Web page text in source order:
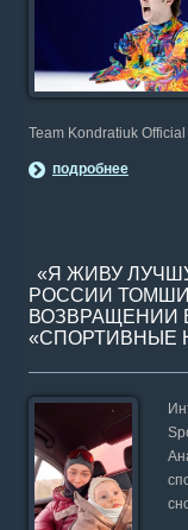
Team Kondratiuk
подробнее
«Я ЖИВУ
РОССИИ
ВОЗВРАЩЕНИИ
«СПОРТИВНЫЕ